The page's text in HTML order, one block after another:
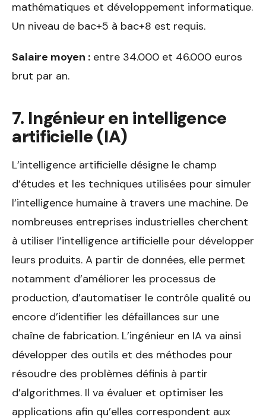
mathématiques et développement informatique.
Un niveau de bac+5 à bac+8 est requis.
Salaire moyen : entre 34.000 et 46.000 euros
brut par an.
7. Ingénieur en intelligence
artificielle (IA)
L’intelligence artificielle désigne le champ
d’études et les techniques utilisées pour simuler
l’intelligence humaine à travers une machine. De
nombreuses entreprises industrielles cherchent
à utiliser l’intelligence artificielle pour développer
leurs produits. A partir de données, elle permet
notamment d’améliorer les processus de
production, d’automatiser le contrôle qualité ou
encore d’identifier les défaillances sur une
chaîne de fabrication. L’ingénieur en IA va ainsi
développer des outils et des méthodes pour
résoudre des problèmes définis à partir
d’algorithmes. Il va évaluer et optimiser les
applications afin qu’elles correspondent aux